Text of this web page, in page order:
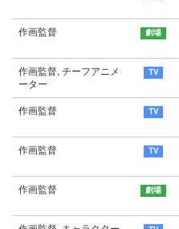
作画監督
作画監督, チーフアニメ
ーター
作画監督
作画監督
作画監督